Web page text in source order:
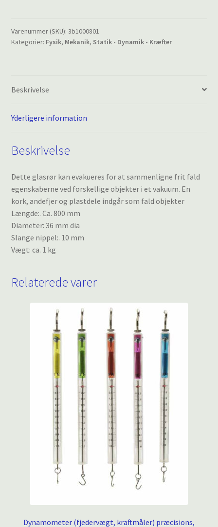
Varenummer (SKU): 3b1000801
Kategorier: Fysik, Mekanik, Statik - Dynamik - Kræfter
Beskrivelse
Yderligere information
Beskrivelse
Dette glasrør kan evakueres for at sammenligne frit fald
egenskaberne ved forskellige objekter i et vakuum. En
kork, andefjer og plastdele indgår som fald objekter
Længde:. Ca. 800 mm
Diameter: 36 mm dia
Slange nippel:. 10 mm
Vægt: ca. 1 kg
Relaterede varer
Dynamometer (fjedervægt, kraftmåler) præcisions,